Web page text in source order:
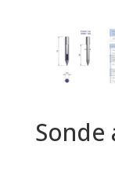
Sonde